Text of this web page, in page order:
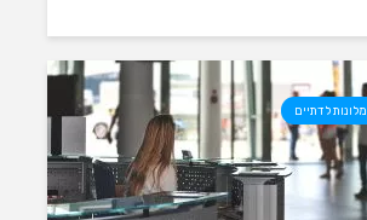
מלונות לדתיים